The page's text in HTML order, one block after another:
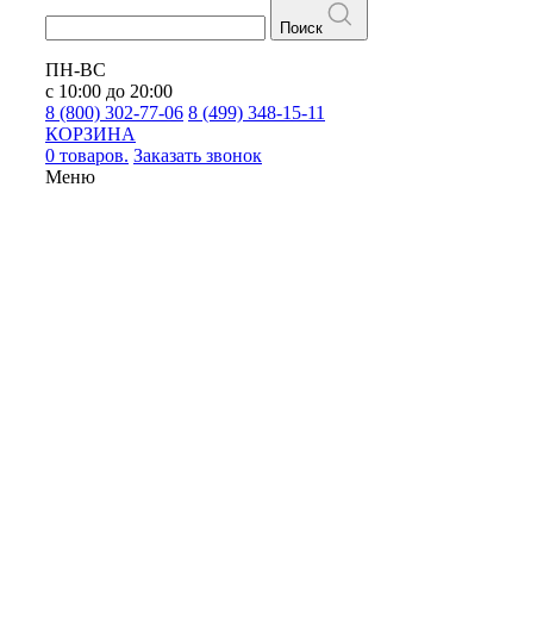
Поиск
ПН-ВС
с 10:00 до 20:00
8 (800) 302-77-06 8 (499) 348-15-11
КОРЗИНА
0 товаров. Заказать звонок
Меню